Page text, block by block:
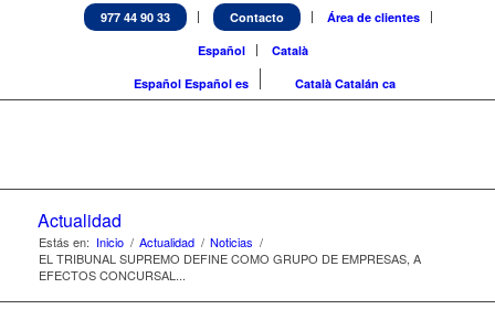
977 44 90 33 Contacto
Área de clientes
Español
Català
Español Español es Català Catalán ca
Actualidad
Estás en: Inicio / Actualidad / Noticias /
EL TRIBUNAL SUPREMO DEFINE COMO GRUPO DE EMPRESAS, A
EFECTOS CONCURSAL...